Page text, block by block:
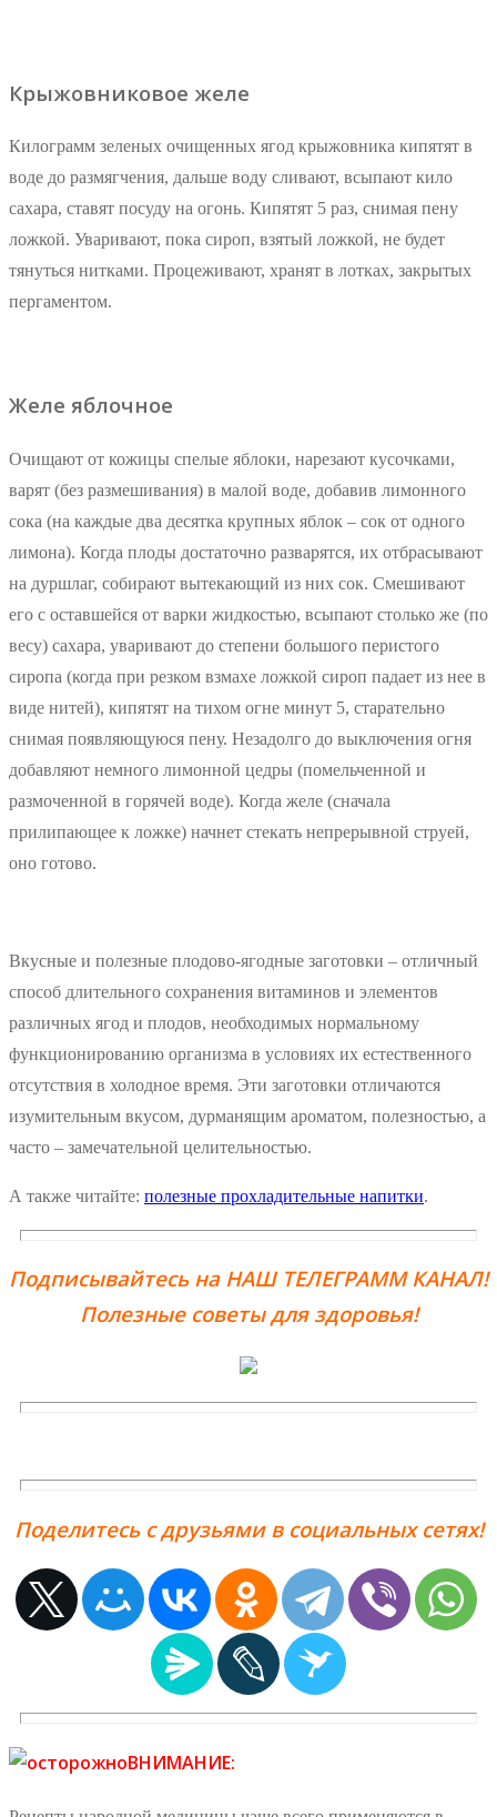
Крыжовниковое желе
Килограмм зеленых очищенных ягод крыжовника кипятят в
воде до размягчения, дальше воду сливают, всыпают кило
сахара, ставят посуду на огонь. Кипятят 5 раз, снимая пену
ложкой. Уваривают, пока сироп, взятый ложкой, не будет
тянуться нитками. Процеживают, хранят в лотках, закрытых
пергаментом.
Желе яблочное
Очищают от кожицы спелые яблоки, нарезают кусочками,
варят (без размешивания) в малой воде, добавив лимонного
сока (на каждые два десятка крупных яблок – сок от одного
лимона). Когда плоды достаточно разварятся, их отбрасывают
на дуршлаг, собирают вытекающий из них сок. Смешивают
его с оставшейся от варки жидкостью, всыпают столько же (по
весу) сахара, уваривают до степени большого перистого
сиропа (когда при резком взмахе ложкой сироп падает из нее в
виде нитей), кипятят на тихом огне минут 5, старательно
снимая появляющуюся пену. Незадолго до выключения огня
добавляют немного лимонной цедры (помельченной и
размоченной в горячей воде). Когда желе (сначала
прилипающее к ложке) начнет стекать непрерывной струей,
оно готово.
Вкусные и полезные плодово-ягодные заготовки – отличный
способ длительного сохранения витаминов и элементов
различных ягод и плодов, необходимых нормальному
функционированию организма в условиях их естественного
отсутствия в холодное время. Эти заготовки отличаются
изумительным вкусом, дурманящим ароматом, полезностью, а
часто – замечательной целительностью.
А также читайте: полезные прохладительные напитки.
Подписывайтесь на НАШ ТЕЛЕГРАММ КАНАЛ!
Полезные советы для здоровья!
Поделитесь с друзьями в социальных сетях!
ВНИМАНИЕ: